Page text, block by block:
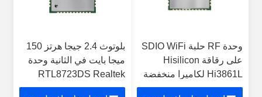
وحدة RF حلبة SDIO WiFi
على رقاقة Hisilicon
Hi3861L لكاميرا منخفضة
الطاقة
بلوتوث 2.4 جيجا هرتز 150
ميجا بايت في الثانية وحدة
RTL8723DS Realtek
WiFi